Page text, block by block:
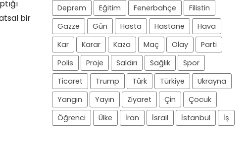
bir
Deprem
Eğitim Fenerbahçe
Filistin
Gazze
Gün Hasta Hastane
Hava
Kar
Karar Kaza Maç Olay
Parti
Polis
Proje Saldırı Sağlık
Spor
Ticaret
Trump Türk Türkiye
Ukrayna
Yangın
Yayın Ziyaret Çin
Çocuk
Öğrenci
Ülke İran İsrail İstanbul İş